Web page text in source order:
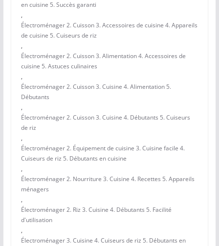
en cuisine 5. Succès garanti
,
Électroménager 2. Cuisson 3. Accessoires de cuisine 4. Appareils
de cuisine 5. Cuiseurs de riz
,
Électroménager 2. Cuisson 3. Alimentation 4. Accessoires de
cuisine 5. Astuces culinaires
,
Électroménager 2. Cuisson 3. Cuisine 4. Alimentation 5.
Débutants
,
Électroménager 2. Cuisson 3. Cuisine 4. Débutants 5. Cuiseurs
de riz
,
Électroménager 2. Équipement de cuisine 3. Cuisine facile 4.
Cuiseurs de riz 5. Débutants en cuisine
,
Électroménager 2. Nourriture 3. Cuisine 4. Recettes 5. Appareils
ménagers
,
Électroménager 2. Riz 3. Cuisine 4. Débutants 5. Facilité
d'utilisation
,
Électroménager 3. Cuisine 4. Cuiseurs de riz 5. Débutants en